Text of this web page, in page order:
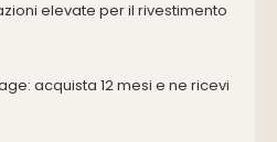
elevate per il rivestimento
acquista 12 mesi e ne ricevi